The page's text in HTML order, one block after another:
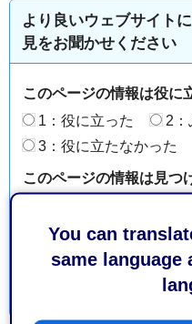
You can
same language
より良いウェブサイト
見をお聞かせください
このページの情報は役に
1：役に立った
2：
3：役に立たなかった
このページの情報は見つ
3：見つけにくかった